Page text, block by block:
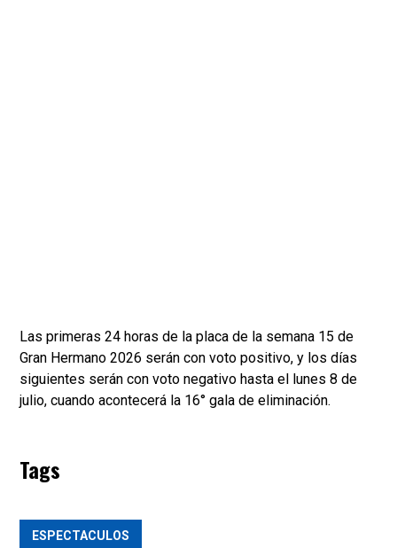
Las primeras 24 horas de la placa de la semana 15 de
Gran Hermano 2026 serán con voto positivo, y los días
siguientes serán con voto negativo hasta el lunes 8 de
julio, cuando acontecerá la 16° gala de eliminación.
Tags
ESPECTACULOS